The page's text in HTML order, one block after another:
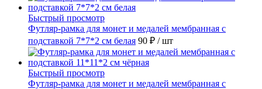
Быстрый просмотр
Футляр-рамка для монет и медалей мембранная с
подставкой 7*7*2 см белая 90 ₽ / шт
Быстрый просмотр
Футляр-рамка для монет и медалей мембранная с